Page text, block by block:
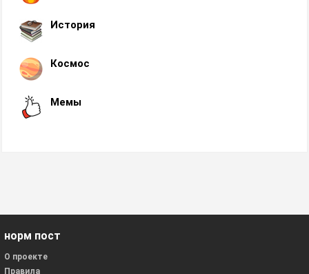
История
Космос
Мемы
норм пост
О проекте
Правила